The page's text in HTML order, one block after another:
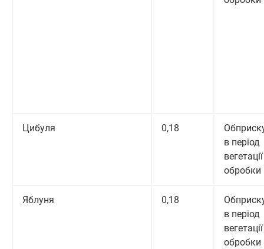
Цибуля 0,18
в період
обробки
Яблуня 0,18
в період
обробки